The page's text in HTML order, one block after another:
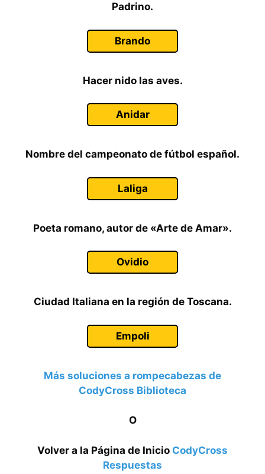
Padrino.
Brando
Hacer nido las aves.
Anidar
Nombre del campeonato de fútbol español.
Laliga
Poeta romano, autor de «Arte de Amar».
Ovidio
Ciudad Italiana en la región de Toscana.
Empoli
Más soluciones a rompecabezas de
CodyCross Biblioteca
O
Volver a la Página de Inicio CodyCross
Respuestas